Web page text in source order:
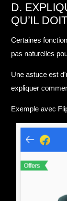
D.
QU’IL
Certaines
pas naturelles
Une astuce est
expliquer
Exemple avec